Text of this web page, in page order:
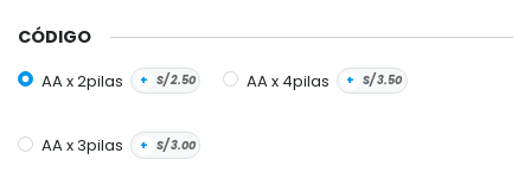
CÓDIGO
AA x 2pilas + S/2.50 AA x 4pilas + S/3.50
AA x 3pilas + S/3.00